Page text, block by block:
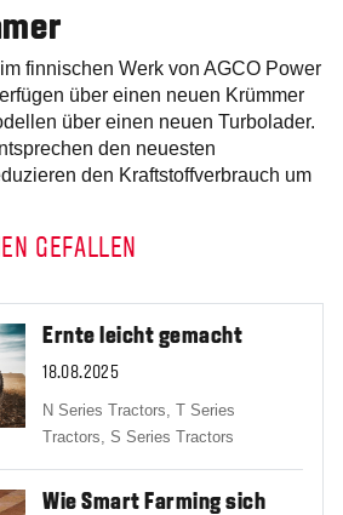
finnischen Werk von AGCO Power
über einen neuen Krümmer
über einen neuen Turbolader.
den neuesten
den Kraftstoffverbrauch um
GEFALLEN
Ernte leicht gemacht
18.08.2025
N Series Tractors,T Series
Tractors,S Series Tractors
Wie Smart Farming sich